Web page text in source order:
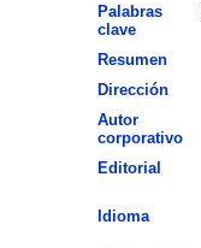
Palabras
clave
Resumen
Dirección
Autor
corporativo
Editorial
Idioma